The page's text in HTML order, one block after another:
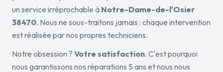
un service irréprochable à Notre-Dame-de-l'Osier
38470. Nous ne sous-traitons jamais : chaque intervention
est réalisée par nos propres techniciens.
Notre obsession ? Votre satisfaction. C'est pourquoi
nous garantissons nos réparations 5 ans et nous nous